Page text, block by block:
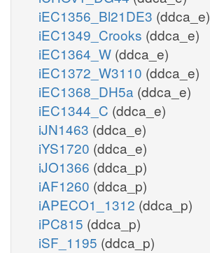
iEC1356_Bl21DE3 (ddca_e)
iEC1349_Crooks (ddca_e)
iEC1364_W (ddca_e)
iEC1372_W3110 (ddca_e)
iEC1368_DH5a (ddca_e)
iEC1344_C (ddca_e)
iJN1463 (ddca_e)
iYS1720 (ddca_e)
iJO1366 (ddca_p)
iAF1260 (ddca_p)
iAPECO1_1312 (ddca_p)
iPC815 (ddca_p)
iSF_1195 (ddca_p)